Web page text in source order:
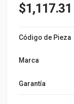
$1,117.31
Código de Pieza
Marca
Garantía